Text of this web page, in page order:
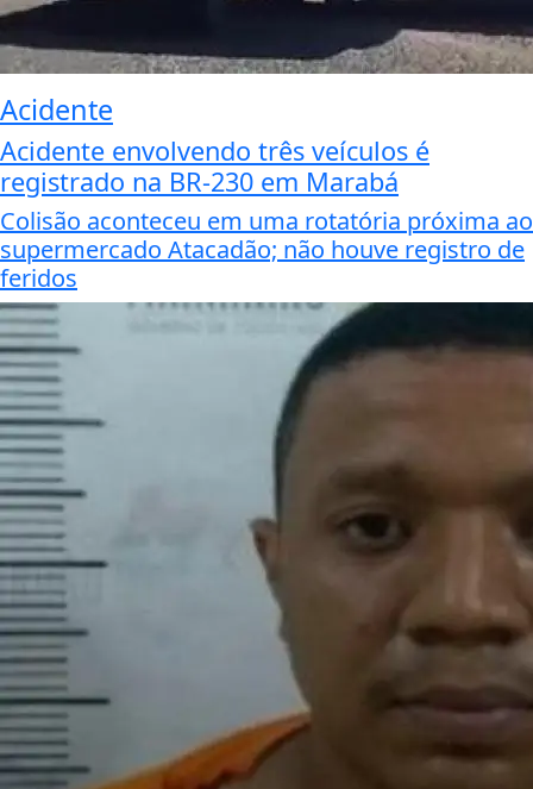
Acidente
Acidente envolvendo três veículos é
registrado na BR-230 em Marabá
Colisão aconteceu em uma rotatória próxima ao
supermercado Atacadão; não houve registro de
feridos